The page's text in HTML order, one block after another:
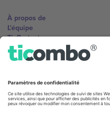
À propos de
L'équipe
TixProtect
Imprimer
Conditions générales